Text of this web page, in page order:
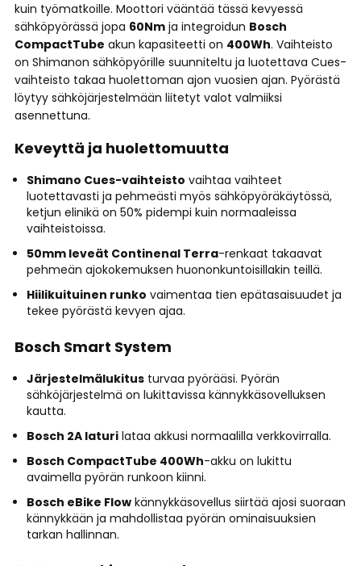
kuin työmatkoille. Moottori vääntää tässä kevyessä
sähköpyörässä jopa 60Nm ja integroidun Bosch
CompactTube akun kapasiteetti on 400Wh. Vaihteisto
on Shimanon sähköpyörille suunniteltu ja luotettava Cues-
vaihteisto takaa huolettoman ajon vuosien ajan. Pyörästä
löytyy sähköjärjestelmään liitetyt valot valmiiksi
asennettuna.
Keveyttä ja huolettomuutta
Shimano Cues-vaihteisto vaihtaa vaihteet
luotettavasti ja pehmeästi myös sähköpyöräkäytössä,
ketjun elinikä on 50% pidempi kuin normaaleissa
vaihteistoissa.
50mm leveät Continenal Terra-renkaat takaavat
pehmeän ajokokemuksen huononkuntoisillakin teillä.
Hiilikuituinen runko vaimentaa tien epätasaisuudet ja
tekee pyörästä kevyen ajaa.
Bosch Smart System
Järjestelmälukitus turvaa pyörääsi. Pyörän
sähköjärjestelmä on lukittavissa kännykkäsovelluksen
kautta.
Bosch 2A laturi lataa akkusi normaalilla verkkovirralla.
Bosch CompactTube 400Wh-akku on lukittu
avaimella pyörän runkoon kiinni.
Bosch eBike Flow kännykkäsovellus siirtää ajosi suoraan
kännykkään ja mahdollistaa pyörän ominaisuuksien
tarkan hallinnan.